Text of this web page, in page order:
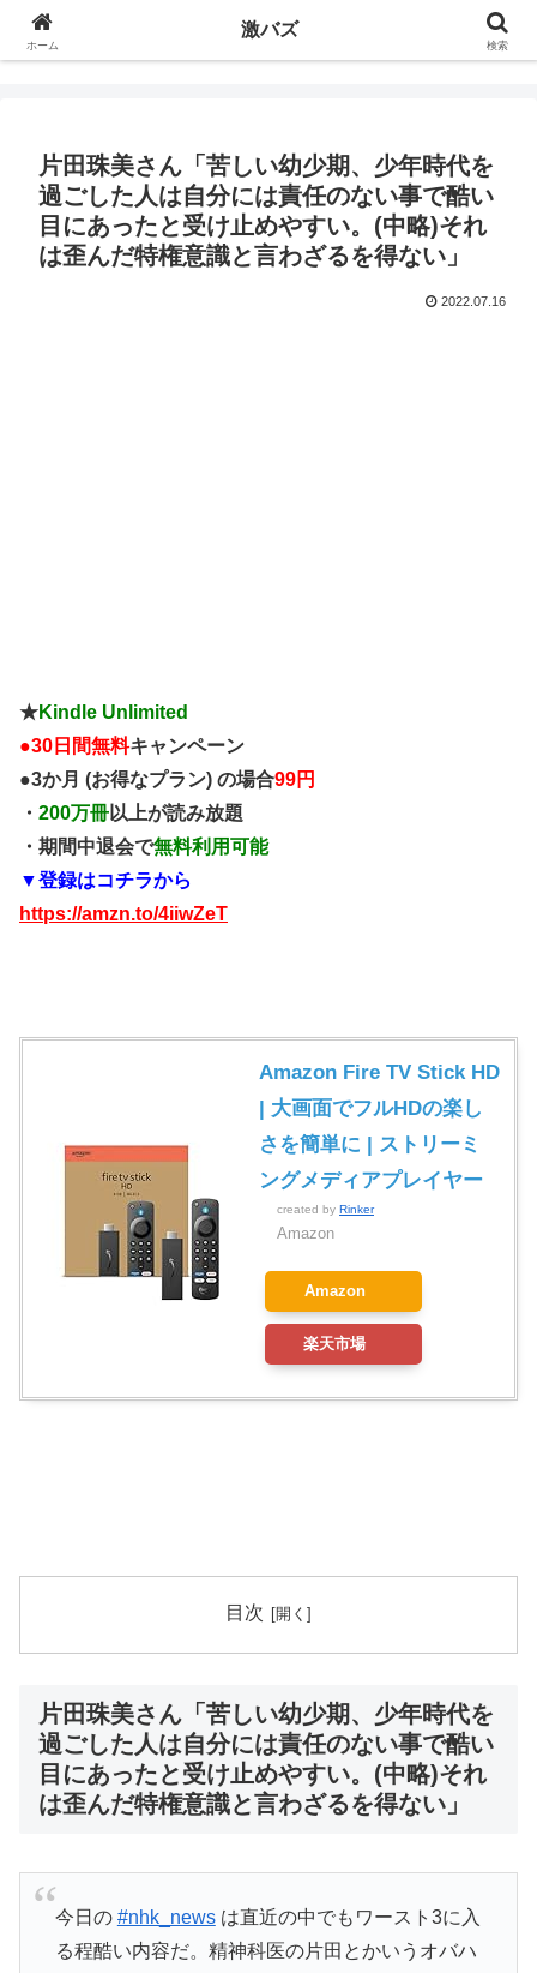
片田珠美さん「苦しい幼少期、少年時代を
過ごした人は自分には責任のない事で酷い
目にあったと受け止めやすい。(中略)それ
は歪んだ特権意識と言わざるを得ない」
2022.07.16
★Kindle Unlimited
●30日間無料キャンペーン
●3か月 (お得なプラン) の場合99円
・ 200万冊以上が読み放題
・期間中退会で無料利用可能
▼登録はコチラから
https://amzn.to/4iiwZeT
Amazon Fire TV Stick HD
| 大画面でフルHDの楽し
さを簡単に | ストリーミ
ングメディアプレイヤー
created by Rinker
Amazon
Amazon
楽天市場
目次
片田珠美さん「苦しい幼少期、少年時代を
過ごした人は自分には責任のない事で酷い
目にあったと受け止めやすい。(中略)それ
は歪んだ特権意識と言わざるを得ない」
今日の #nhk_newsは直近の中でもワースト3に入
る程酷い内容だ。精神科医の片田とかいうオバハ
ホーム
激バズ
検索